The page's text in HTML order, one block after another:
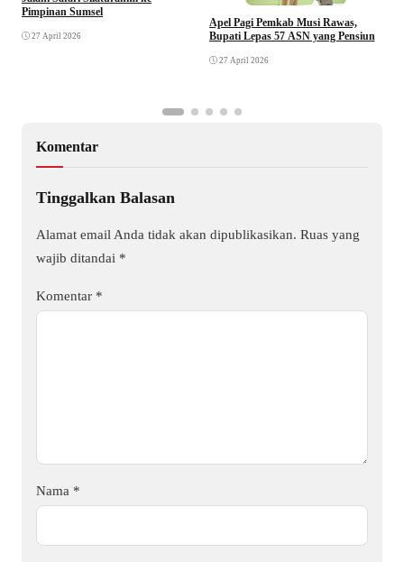
Pimpinan Sumsel
27 April 2026
Apel Pagi Pemkab Musi Rawas,
Bupati Lepas 57 ASN yang Pensiun
27 April 2026
Komentar
Tinggalkan Balasan
Alamat email Anda tidak akan dipublikasikan. Ruas yang
wajib ditandai *
Komentar *
Nama *